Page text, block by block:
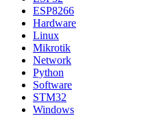
ESP8266
Hardware
Linux
Mikrotik
Network
Python
Software
STM32
Windows